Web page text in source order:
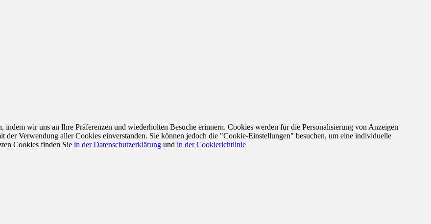
wir uns an Ihre Präferenzen und wiederholten Besuche erinnern. Cookies werden für die Personalisierung von Anzeigen
Verwendung aller Cookies einverstanden. Sie können jedoch die "Cookie-Einstellungen" besuchen, um eine individuelle
Cookies finden Sie in der Datenschutzerklärung und in der Cookierichtlinie